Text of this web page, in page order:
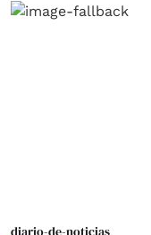
diario-de-noticias